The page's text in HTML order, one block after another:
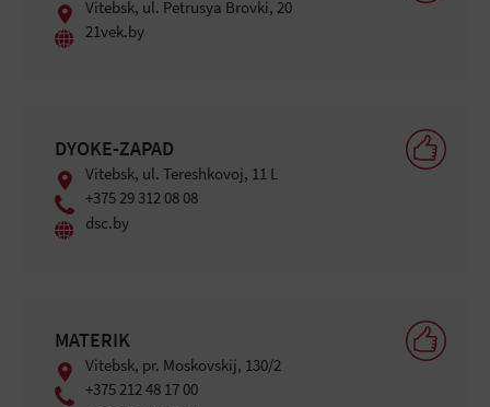
Vitebsk, ul. Petrusya Brovki, 20
21vek.by
DYOKE-ZAPAD
Vitebsk, ul. Tereshkovoj, 11 L
+375 29 312 08 08
dsc.by
MATERIK
Vitebsk, pr. Moskovskij, 130/2
+375 212 48 17 00